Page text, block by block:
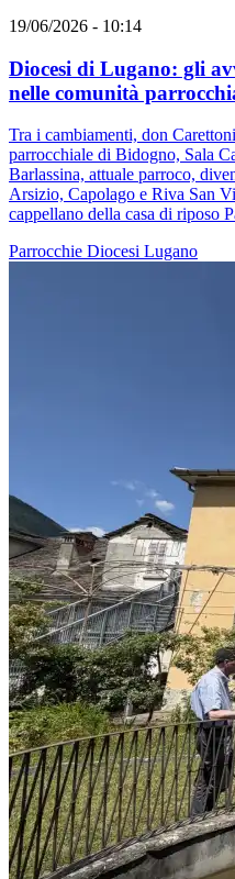
19/06/2026 - 10:14
Diocesi di Lugano: gli
nelle comunità
Tra i cambiamenti, don
parrocchiale di Bidogno, Sala
Barlassina, attuale parroco,
Arsizio, Capolago e Riva San
cappellano della casa di riposo
Parrocchie Diocesi Lugano